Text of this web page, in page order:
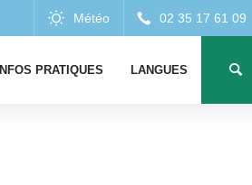
INFOS PRATIQUES LANGUES